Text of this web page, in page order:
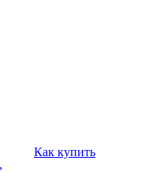
Как купить